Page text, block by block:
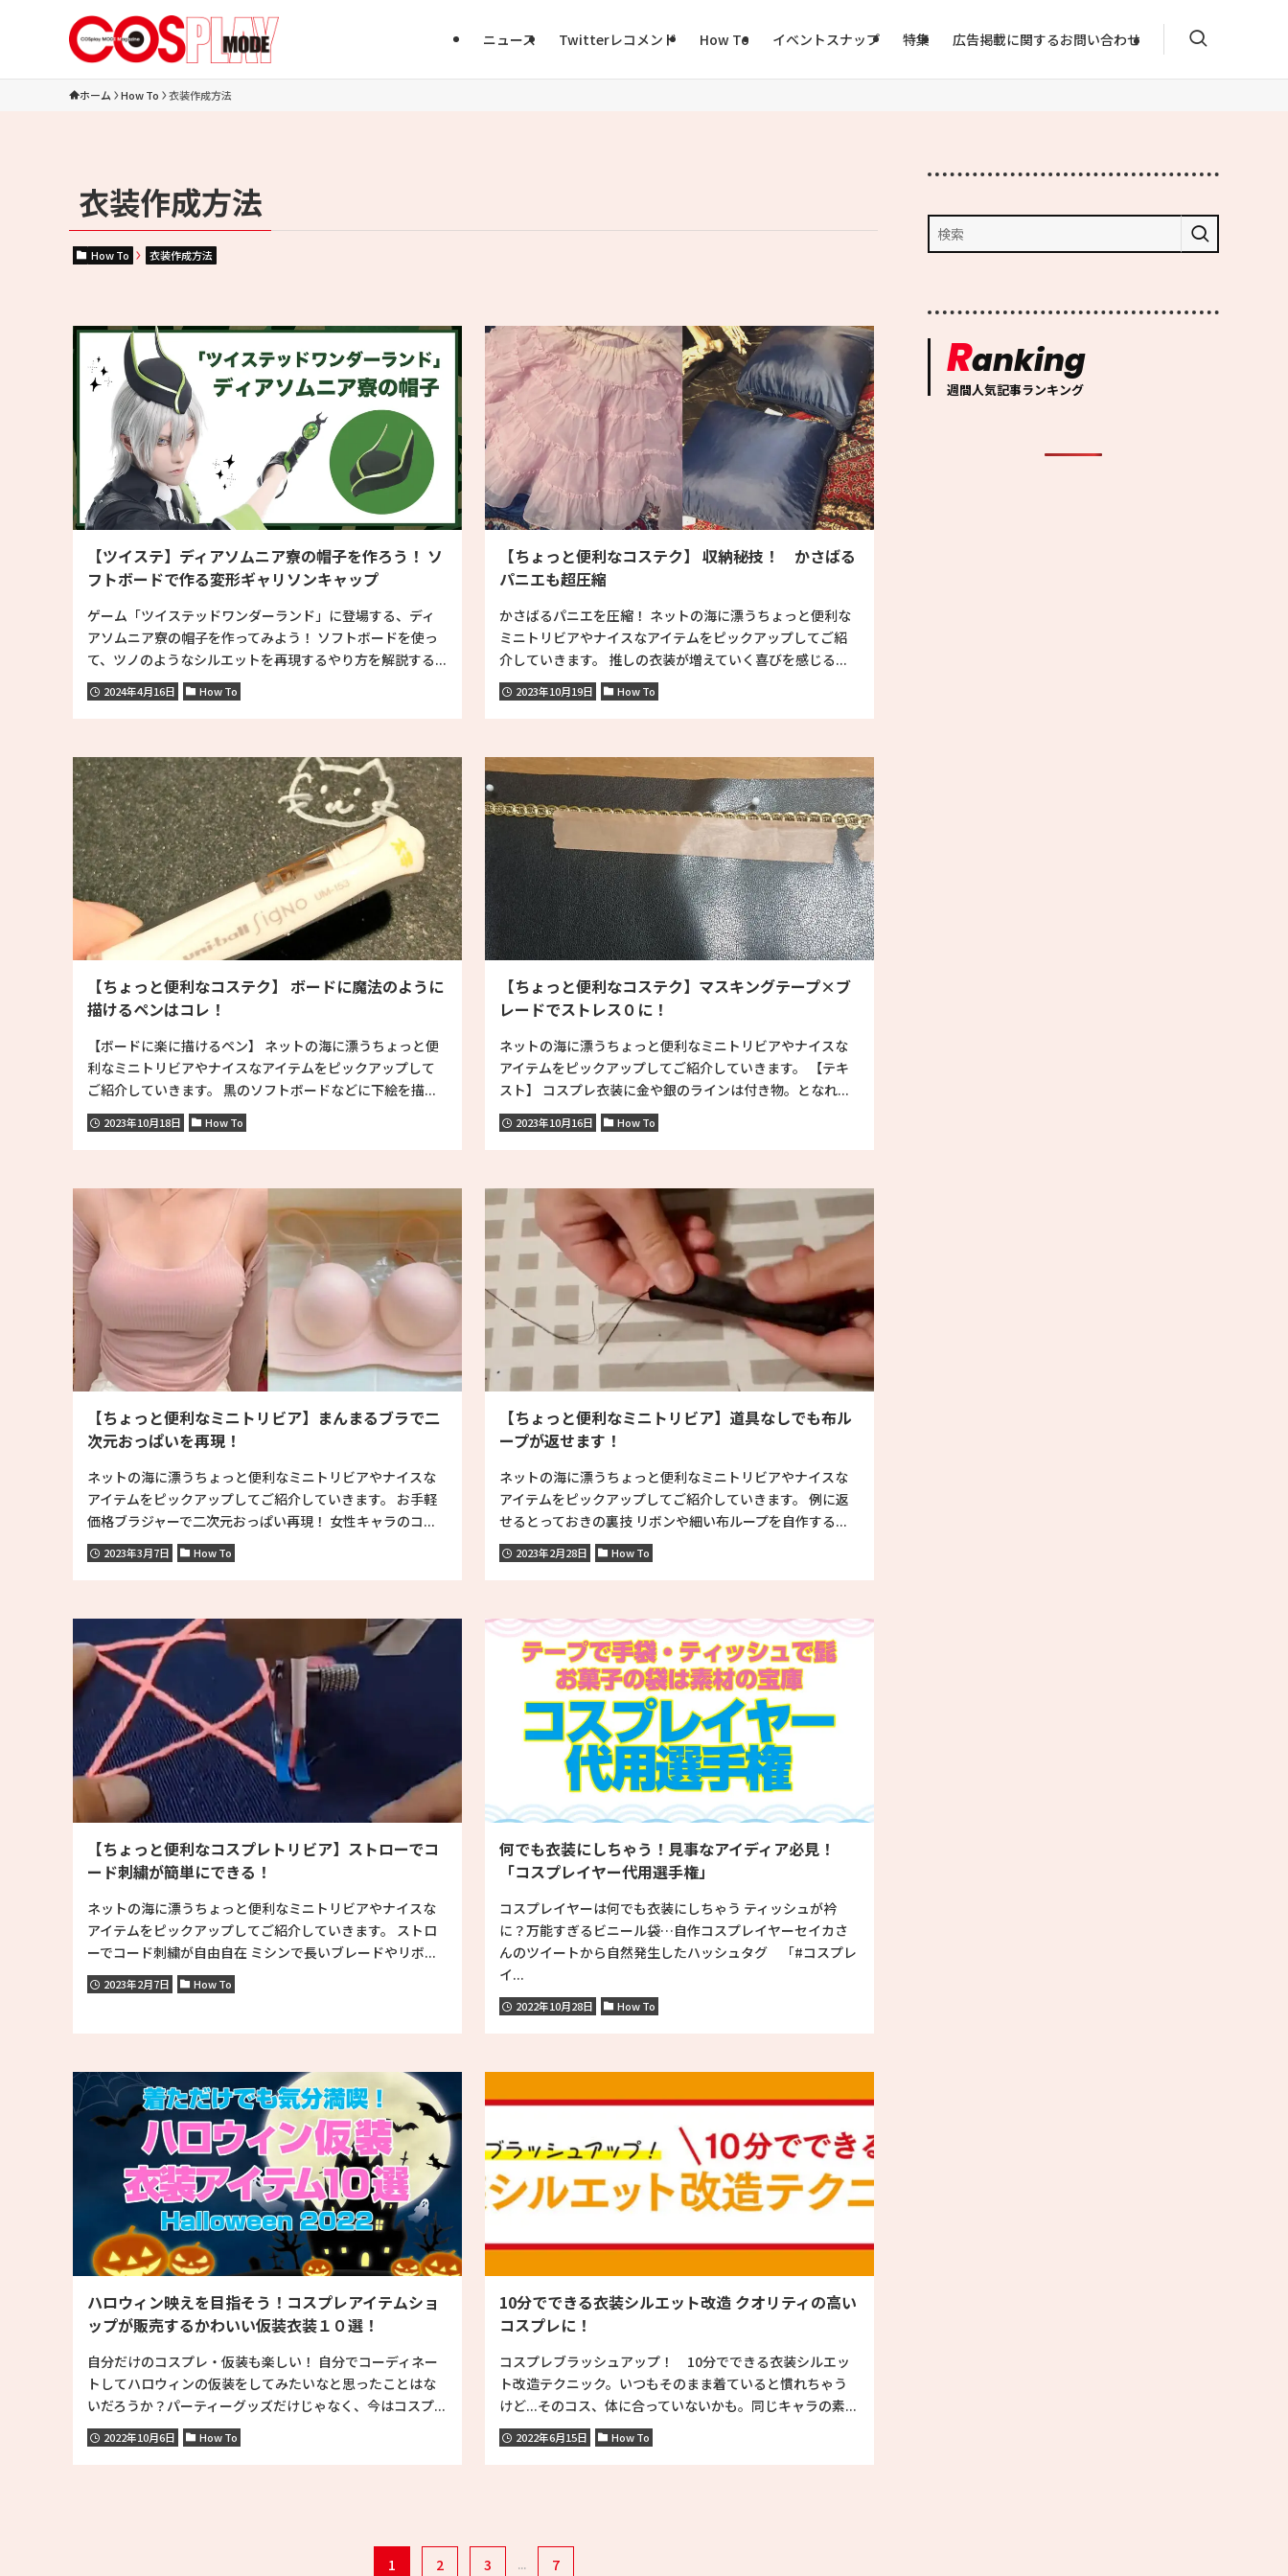
ニュース Twitterレコメンド How To イベントスナップ 特集 広告掲載に関するお問い合わせ
ホーム How To 衣装作成方法
衣装作成方法
How To 衣装作成方法
【ツイステ】ディアソムニア寮の帽子を作ろう！ ソ
フトボードで作る変形ギャリソンキャップ
ゲーム「ツイステッドワンダーランド」に登場する、ディ
アソムニア寮の帽子を作ってみよう！ ソフトボードを使っ
て、ツノのようなシルエットを再現するやり方を解説する...
2024年4月16日 How To
【ちょっと便利なコステク】 収納秘技！ かさばる
パニエも超圧縮
かさばるパニエを圧縮！ ネットの海に漂うちょっと便利な
ミニトリビアやナイスなアイテムをピックアップしてご紹
介していきます。 推しの衣装が増えていく喜びを感じる...
2023年10月19日 How To
【ちょっと便利なコステク】 ボードに魔法のように
描けるペンはコレ！
【ボードに楽に描けるペン】 ネットの海に漂うちょっと便
利なミニトリビアやナイスなアイテムをピックアップして
ご紹介していきます。 黒のソフトボードなどに下絵を描...
2023年10月18日 How To
【ちょっと便利なコステク】マスキングテープ×ブ
レードでストレス０に！
ネットの海に漂うちょっと便利なミニトリビアやナイスな
アイテムをピックアップしてご紹介していきます。 【テキ
スト】 コスプレ衣装に金や銀のラインは付き物。となれ...
2023年10月16日 How To
【ちょっと便利なミニトリビア】まんまるブラで二
次元おっぱいを再現！
ネットの海に漂うちょっと便利なミニトリビアやナイスな
アイテムをピックアップしてご紹介していきます。 お手軽
価格ブラジャーで二次元おっぱい再現！ 女性キャラのコ...
2023年3月7日 How To
【ちょっと便利なミニトリビア】道具なしでも布ル
ープが返せます！
ネットの海に漂うちょっと便利なミニトリビアやナイスな
アイテムをピックアップしてご紹介していきます。 例に返
せるとっておきの裏技 リボンや細い布ループを自作する...
2023年2月28日 How To
【ちょっと便利なコスプレトリビア】ストローでコ
ード刺繍が簡単にできる！
ネットの海に漂うちょっと便利なミニトリビアやナイスな
アイテムをピックアップしてご紹介していきます。 ストロ
ーでコード刺繍が自由自在 ミシンで長いブレードやリボ...
2023年2月7日 How To
何でも衣装にしちゃう！見事なアイディア必見！
「コスプレイヤー代用選手権」
コスプレイヤーは何でも衣装にしちゃう ティッシュが衿
に？万能すぎるビニール袋…自作コスプレイヤーセイカさ
んのツイートから自然発生したハッシュタグ 「#コスプレ
イ...
2022年10月28日 How To
ハロウィン映えを目指そう！コスプレアイテムショ
ップが販売するかわいい仮装衣装１０選！
自分だけのコスプレ・仮装も楽しい！ 自分でコーディネー
トしてハロウィンの仮装をしてみたいなと思ったことはな
いだろうか？パーティーグッズだけじゃなく、今はコスプ...
2022年10月6日 How To
10分でできる衣装シルエット改造 クオリティの高い
コスプレに！
コスプレブラッシュアップ！ 10分でできる衣装シルエッ
ト改造テクニック。いつもそのまま着ていると慣れちゃう
けど...そのコス、体に合っていないかも。同じキャラの素...
2022年6月15日 How To
1 2 3 ... 7
Ranking
週間人気記事ランキング